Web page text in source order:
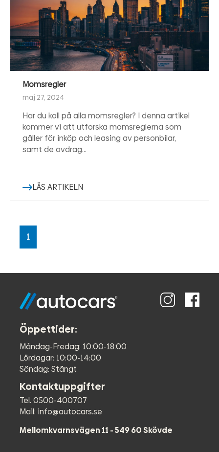
Momsregler
maj 27, 2024
Har du koll på alla momsregler? I denna artikel
kommer vi att utforska momsreglerna som
gäller för inköp och leasing av personbilar,
samt de avdrag…
LÄS ARTIKELN
1
Öppettider:
Måndag-Fredag: 10:00-18:00
Lördagar: 10:00-14:00
Söndag: Stängt
Kontaktuppgifter
Tel. 0500-400707
Mail: info@autocars.se
Mellomkvarnsvägen 11 - 549 60 Skövde